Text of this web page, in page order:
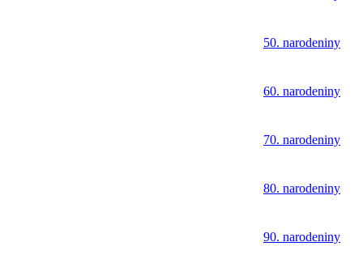
50. narodeniny
60. narodeniny
70. narodeniny
80. narodeniny
90. narodeniny